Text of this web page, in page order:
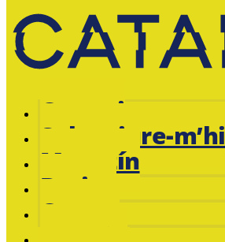
Catarsi
Subscriure-m’hi
Magazín
Botiga
Cursos